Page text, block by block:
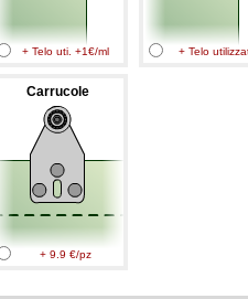
+ Telo uti. +1€/ml + Telo
Carrucole
+ 9.9 €/pz